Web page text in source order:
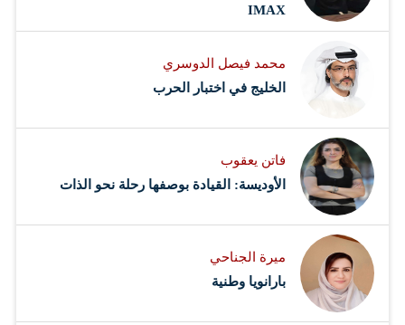
IMAX
محمد فيصل الدوسري ​
‏الخليج في اختبار الحرب
فاتن يعقوب
الأوديسة: القيادة بوصفها رحلة نحو الذات
ميرة الجناحي
بارانويا وطنية